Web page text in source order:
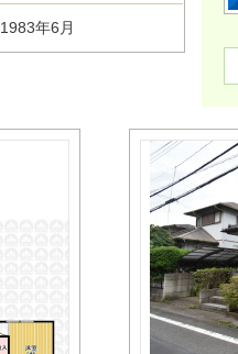
1983年6月